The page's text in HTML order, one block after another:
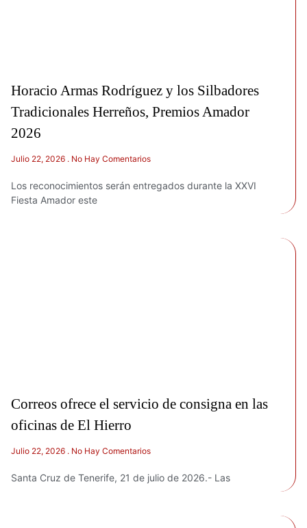
Horacio Armas Rodríguez y los Silbadores
Tradicionales Herreños, Premios Amador
2026
Julio 22, 2026 No Hay Comentarios
Los reconocimientos serán entregados durante la XXVI
Fiesta Amador este
Correos ofrece el servicio de consigna en las
oficinas de El Hierro
Julio 22, 2026 No Hay Comentarios
Santa Cruz de Tenerife, 21 de julio de 2026.- Las